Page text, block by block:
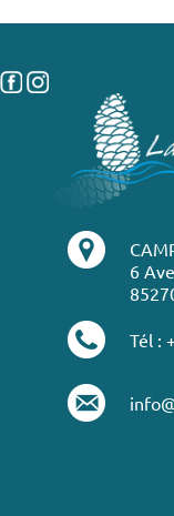
6
Tél :